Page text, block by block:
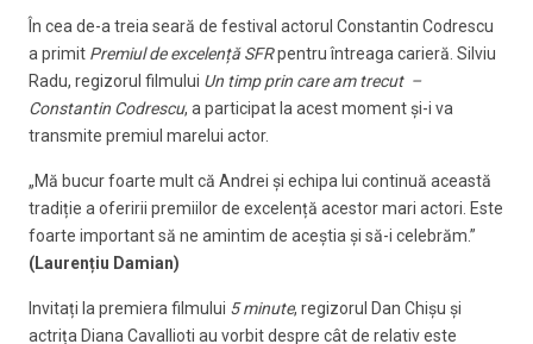
În cea de-a treia seară de festival actorul Constantin Codrescu
a primit Premiul de excelență SFRpentru întreaga carieră. Silviu
Radu, regizorul filmului Un timp prin care am trecut –
Constantin Codrescu, a participat la acest moment și-i va
transmite premiul marelui actor.
„Mă bucur foarte mult că Andrei și echipa lui continuă această
tradiție a oferirii premiilor de excelență acestor mari actori. Este
foarte important să ne amintim de aceștia și să-i celebrăm.”
(Laurențiu Damian)
Invitați la premiera filmului 5 minute, regizorul Dan Chișu și
actrița Diana Cavallioti au vorbit despre cât de relativ este